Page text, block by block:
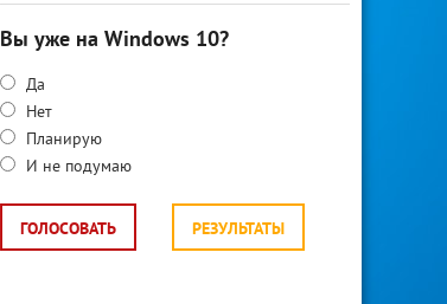
Вы уже на Windows 10?
Да
Нет
Планирую
И не подумаю
ГОЛОСОВАТЬ РЕЗУЛЬТАТЫ